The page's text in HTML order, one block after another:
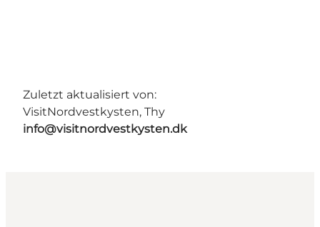
Zuletzt aktualisiert von:
VisitNordvestkysten, Thy
info@visitnordvestkysten.dk